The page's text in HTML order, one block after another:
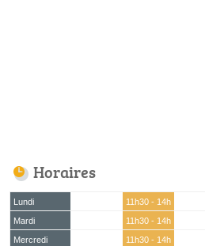
Horaires
Lundi 11h30 - 14h
Mardi
11h30 - 14h
Mercredi
11h30 - 14h